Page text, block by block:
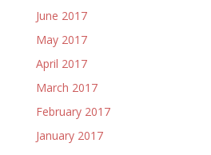
June 2017
May 2017
April 2017
March 2017
February 2017
January 2017